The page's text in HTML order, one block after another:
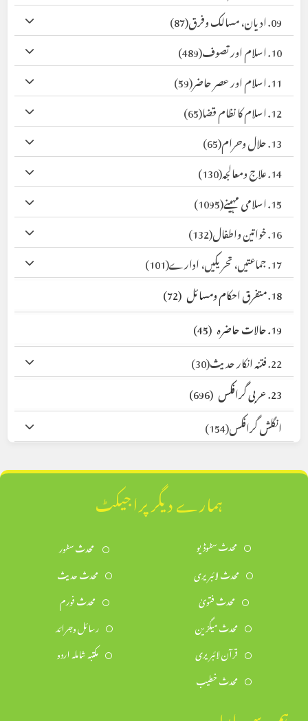
09. ادیان، مسالک وفرق
(87)
10. اسلام اور تصوف
(489)
11. اسلام اور عصر حاضر
(59)
12. اسلام کا نظام قضا
(65)
13. حلال وحرام
(65)
14. علاج ومعالجہ
(130)
15. اسلامی مہینے
(1095)
16. خواتین واطفال
(132)
17. جماعتیں، تحریکیں، ادارے
(101)
18. متفرق احکام ومسائل
(72)
19. حالات حاضرہ
(45)
22. فتنہ انکار حدیث
(30)
23. عربی گرافکس
(696)
انگلش گرافکس(154)
ہمارے دیگر پراجیکٹ
محدث سٹوڈیو
محدث سٹور
محدث لائبریری
محدث حدیث
محدث فتویٰ
محدث فورم
محدث میگزین
رسائل وجرائد
قرآن لائبریری
مکتبہ شاملہ اردو
محدث خطیب